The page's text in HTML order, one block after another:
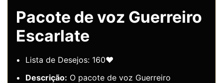
Pacote de voz Guerreiro
Escarlate
Lista de Desejos: 160❤️
Descrição: O pacote de voz Guerreiro